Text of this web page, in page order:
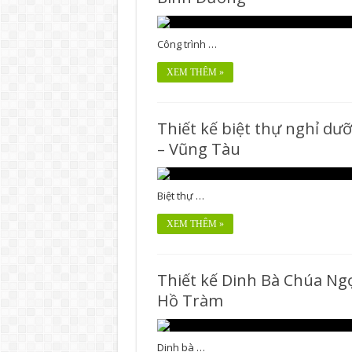
Công trình …
XEM THÊM »
Thiết kế biệt thự nghỉ
– Vũng Tàu
Biệt thự …
XEM THÊM »
Thiết kế Dinh Bà Chúa
Hồ Tràm
Dinh bà …